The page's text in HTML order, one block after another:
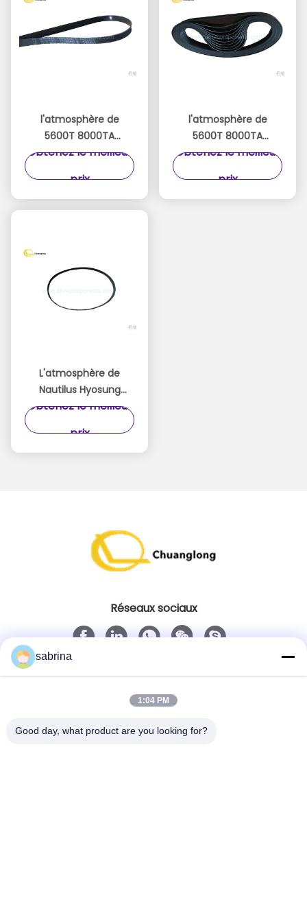
l'atmosphère de
5600T 8000TA
Nautilus Hyosung
caoutchouc
Obtenez le meilleur
prix
l'atmosphère de
5600T 8000TA
Nautilus Hyosung
10x214x0.65 millimètre
Obtenez le meilleur
prix
L'atmosphère de
Nautilus Hyosung
5600T 8000TA partie
10x402x0.65 millimètre
Obtenez le meilleur
prix
Réseaux sociaux
E-mail
sabrina
1:04 PM
Good day, what product are you looking for?